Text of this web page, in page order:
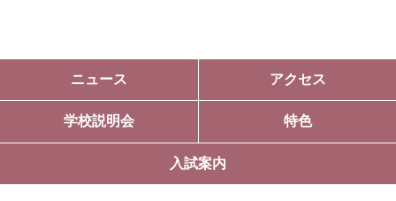
ニュース アクセス
学校説明会 特色
入試案内